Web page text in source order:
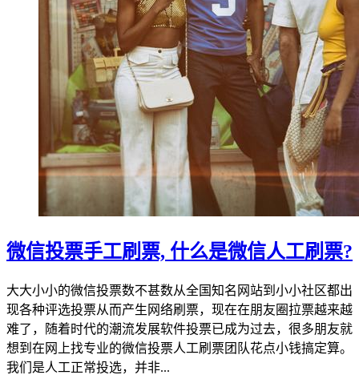
微信投票手工刷票, 什么是微信人工刷票?
大大小小的微信投票数不甚数从全国知名网站到小小社区都出
现各种评选投票从而产生网络刷票，现在在朋友圈拉票越来越
难了，随着时代的潮流发展软件投票已成为过去，很多朋友就
想到在网上找专业的微信投票人工刷票团队花点小钱搞定算。
我们是人工正常投选，并非...